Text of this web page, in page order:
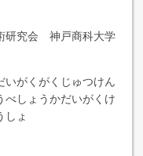
研究会 神戸商科大学
いがくがくじゅつけん
しょうかだいがくけ
しょ